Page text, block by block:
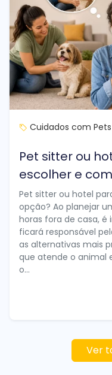
Cuidados com Pets
Pet sitter ou
escolher e
Pet sitter ou hotel
opção? Ao planejar
horas fora de casa,
ficará responsável
as alternativas mais
que atende o animal
o...
Ver